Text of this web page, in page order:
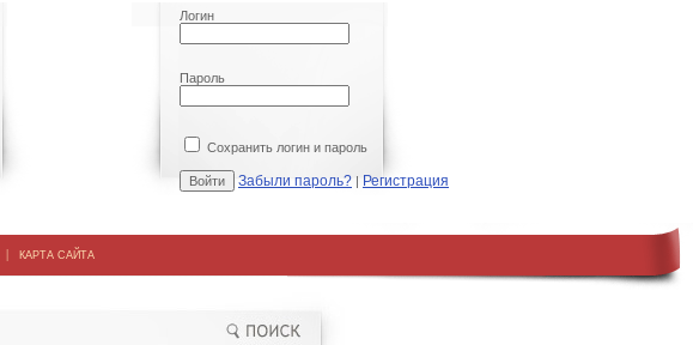
Логин
Пароль
Сохранить логин и пароль
Забыли пароль? | Регистрация
| КАРТА САЙТА